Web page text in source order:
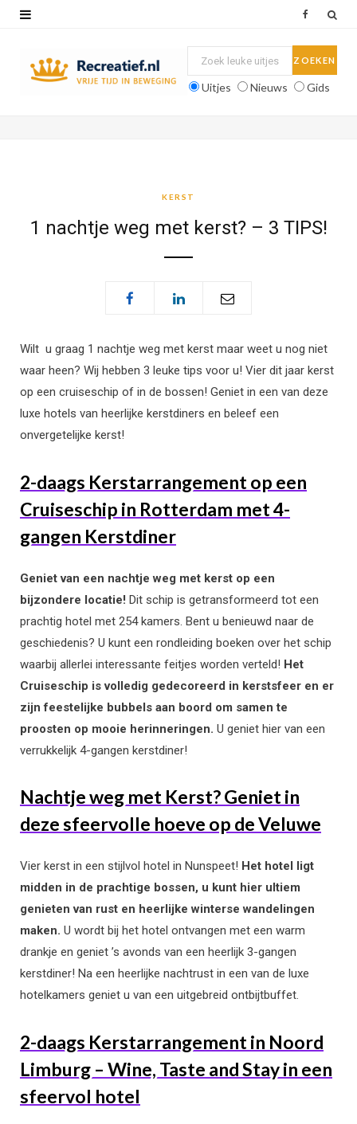
Uitjes Nieuws Gids
KERST
1 nachtje weg met kerst? – 3 TIPS!
Wilt u graag 1 nachtje weg met kerst maar weet u nog niet
waar heen? Wij hebben 3 leuke tips voor u! Vier dit jaar kerst
op een cruiseschip of in de bossen! Geniet in een van deze
luxe hotels van heerlijke kerstdiners en beleef een
onvergetelijke kerst!
2-daags Kerstarrangement op een
Cruiseschip in Rotterdam met 4-
gangen Kerstdiner
Geniet van een nachtje weg met kerst op een
bijzondere locatie! Dit schip is getransformeerd tot een
prachtig hotel met 254 kamers. Bent u benieuwd naar de
geschiedenis? U kunt een rondleiding boeken over het schip
waarbij allerlei interessante feitjes worden verteld! Het
Cruiseschip is volledig gedecoreerd in kerstsfeer en er
zijn feestelijke bubbels aan boord om samen te
proosten op mooie herinneringen. U geniet hier van een
verrukkelijk 4-gangen kerstdiner!
Nachtje weg met Kerst? Geniet in
deze sfeervolle hoeve op de Veluwe
Vier kerst in een stijlvol hotel in Nunspeet! Het hotel ligt
midden in de prachtige bossen, u kunt hier ultiem
genieten van rust en heerlijke winterse wandelingen
maken. U wordt bij het hotel ontvangen met een warm
drankje en geniet ’s avonds van een heerlijk 3-gangen
kerstdiner! Na een heerlijke nachtrust in een van de luxe
hotelkamers geniet u van een uitgebreid ontbijtbuffet.
2-daags Kerstarrangement in Noord
Limburg – Wine, Taste and Stay in een
sfeervol hotel